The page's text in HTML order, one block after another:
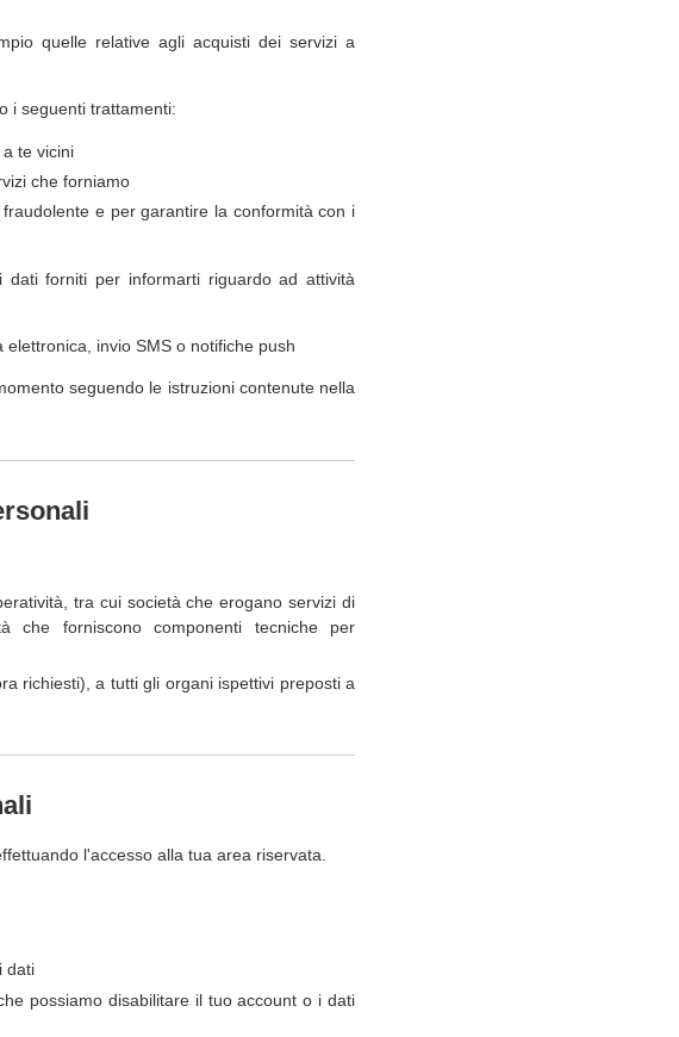
quelle relative agli acquisti dei servizi a
i seguenti trattamenti:
te vicini
che forniamo
e per garantire la conformità con i
forniti per informarti riguardo ad attività
invio SMS o notifiche push
seguendo le istruzioni contenute nella
tra cui società che erogano servizi di
che forniscono componenti tecniche per
richiesti), a tutti gli organi ispettivi preposti a
l'accesso alla tua area riservata.
dati
possiamo disabilitare il tuo account o i dati